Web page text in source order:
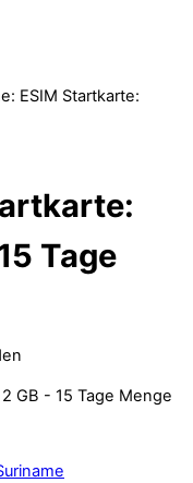
ESIM Startkarte:
Tage
GB - 15 Tage Menge